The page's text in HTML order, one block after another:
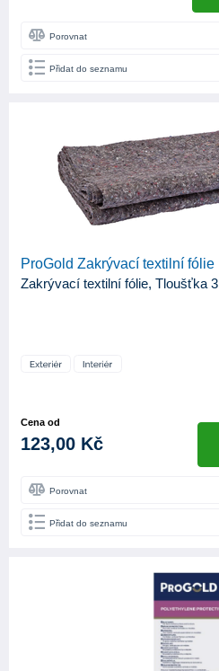
Porovnat
Přidat do seznamu
ProGold Zakrývací textilní fólie
Zakrývací textilní fólie, Tloušťka
Cena od
123,00 Kč
Porovnat
Přidat do seznamu